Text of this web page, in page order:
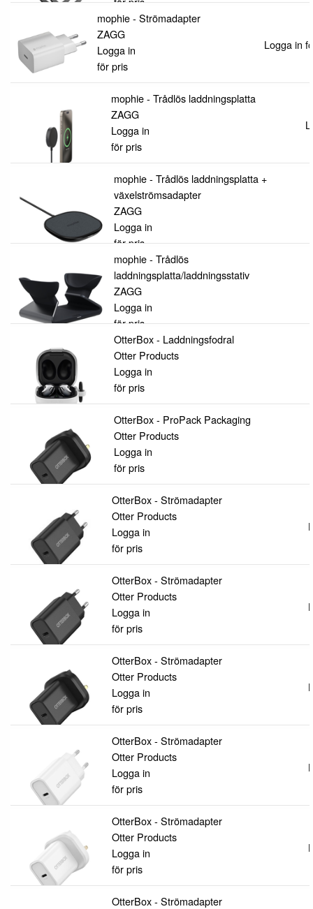
mophie - Strömadapter
ZAGG
Logga in
för pris
Logga in
mophie - Trådlös laddningsplatta
ZAGG
Logga in
för pris
mophie - Trådlös laddningsplatta +
växelströmsadapter
ZAGG
Logga in
för pris
mophie - Trådlös
laddningsplatta/laddningsstativ
ZAGG
Logga in
för pris
OtterBox - Laddningsfodral
Otter Products
Logga in
för pris
OtterBox - ProPack Packaging
Otter Products
Logga in
för pris
OtterBox - Strömadapter
Otter Products
Logga in
för pris
OtterBox - Strömadapter
Otter Products
Logga in
för pris
OtterBox - Strömadapter
Otter Products
Logga in
för pris
OtterBox - Strömadapter
Otter Products
Logga in
för pris
OtterBox - Strömadapter
Otter Products
Logga in
för pris
OtterBox - Strömadapter